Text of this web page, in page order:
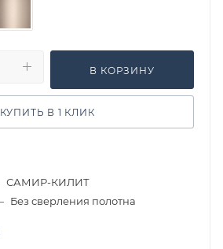
В КОРЗИНУ
КУПИТЬ В 1 КЛИК
САМИР-КИЛИТ
Без сверления полотна